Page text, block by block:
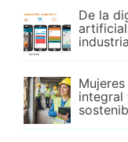
De la
integral